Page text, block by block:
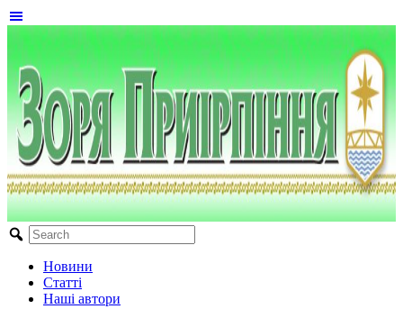
Новини
Статті
Наші автори